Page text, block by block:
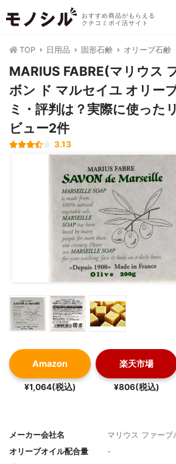
おすすめ商品がもらえる
クチコミポイ活サイト
TOP 日用品 固形石鹸 オリーブ石鹸
MARIUS FABRE(マリウス
ボン ド マルセイユ オリー
ミ・評判は？実際に使った
ビュー2件
3.13
Amazon
¥1,064(税込)
楽天市場
¥806(税込)
メーカー会社名
マリウス ファーブ
オリーブオイル配合量
-